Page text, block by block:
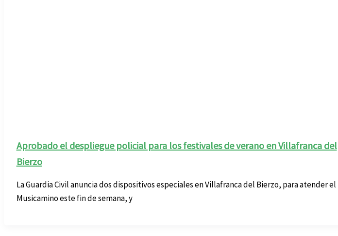
Aprobado el despliegue policial para los festivales de verano en Villafranca del
Bierzo
La Guardia Civil anuncia dos dispositivos especiales en Villafranca del Bierzo, para atender el
Musicamino este fin de semana, y